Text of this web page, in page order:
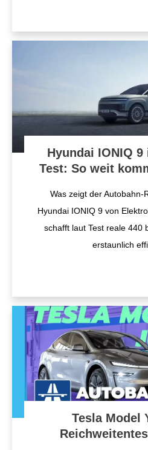
Hyundai IONIQ
Test: So weit
Was zeigt der Autobahn-
Hyundai IONIQ 9 von
schafft laut Test reale 440
erstaunlich
Tesla Model